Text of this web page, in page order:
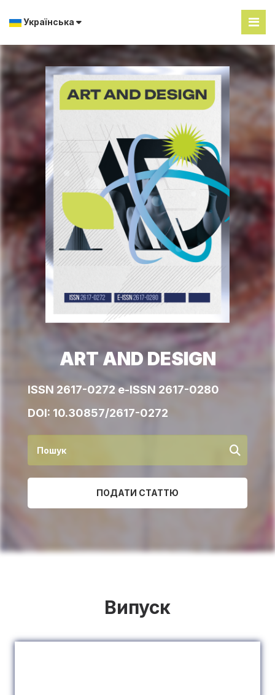
Українська
ART AND DESIGN
ISSN 2617-0272 e-ISSN 2617-0280
DOI: 10.30857/2617-0272
ПОДАТИ СТАТТЮ
Випуск